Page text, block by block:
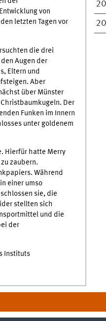
von
letzten Tagen vor
die drei
Augen der
Eltern und
Aber
über Münster
Der
Funken im Innern
unter goldenem
Hierfür hatte Merry
zaubern.
Während
einer umso
sie, die
stellten sich
und die
der
Instituts